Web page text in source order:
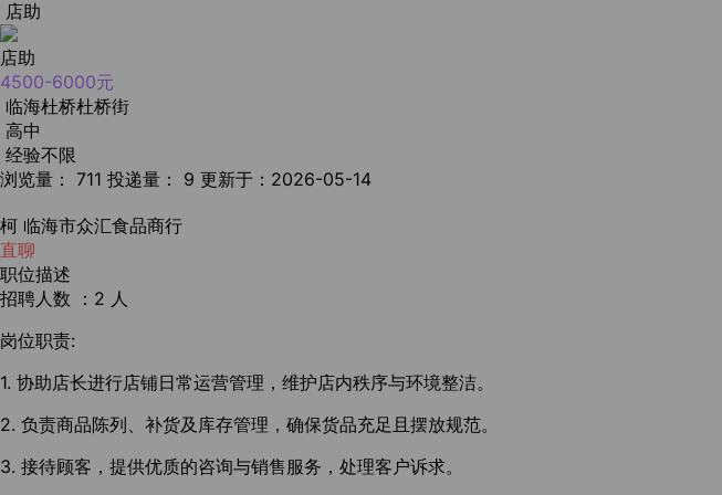
店助
店助
4500-6000元
临海杜桥杜桥街
高中
经验不限
浏览量： 711 投递量： 9 更新于：2026-05-14
柯 临海市众汇食品商行
直聊
职位描述
招聘人数 ：2 人
岗位职责:
1. 协助店长进行店铺日常运营管理，维护店内秩序与环境整洁。
2. 负责商品陈列、补货及库存管理，确保货品充足且摆放规范。
3. 接待顾客，提供优质的咨询与销售服务，处理客户诉求。